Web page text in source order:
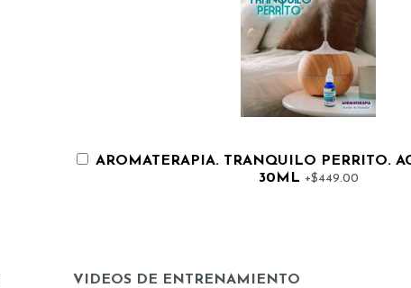
AROMATERAPIA. TRANQUILO PERRITO.
30ML +$449.00
VIDEOS DE ENTRENAMIENTO